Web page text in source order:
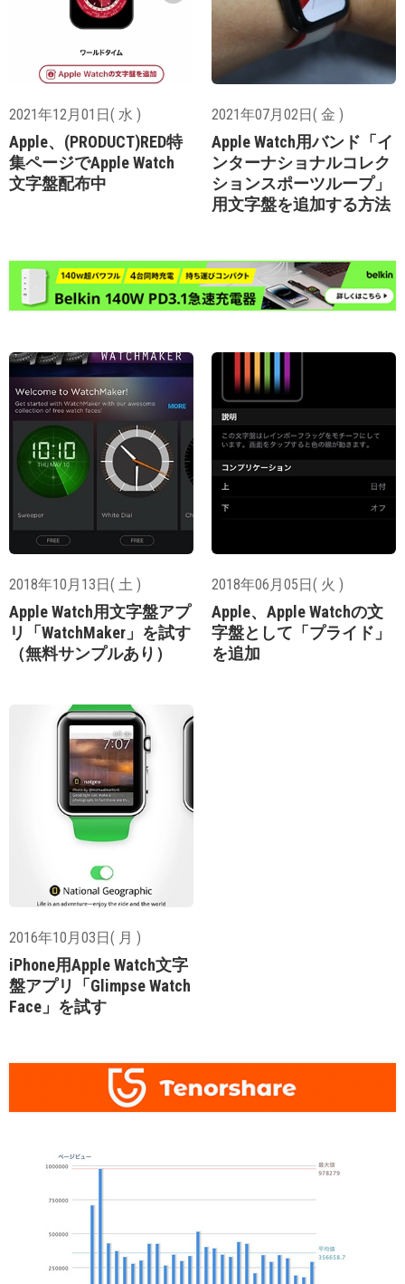
2021年12月01日( 水 )
Apple、(PRODUCT)RED特
集ページでApple Watch
文字盤配布中
2021年07月02日( 金 )
Apple Watch用バンド「イ
ンターナショナルコレク
ションスポーツループ」
用文字盤を追加する方法
2018年10月13日( 土 )
Apple Watch用文字盤アプ
リ「WatchMaker」を試す
（無料サンプルあり）
2018年06月05日( 火 )
Apple、Apple Watchの文
字盤として「プライド」
を追加
2016年10月03日( 月 )
iPhone用Apple Watch文字
盤アプリ「Glimpse Watch
Face」を試す